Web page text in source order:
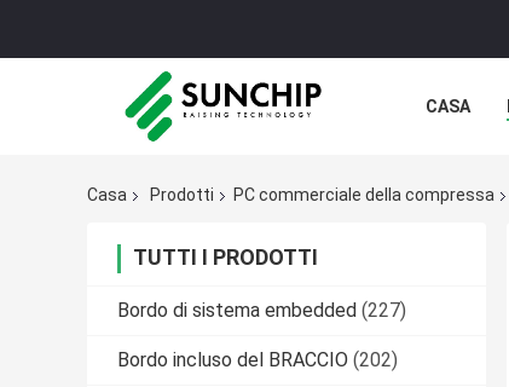
CASA
Casa Prodotti PC commerciale della compressa
TUTTI I PRODOTTI
Bordo di sistema embedded (227)
Bordo incluso del BRACCIO (202)